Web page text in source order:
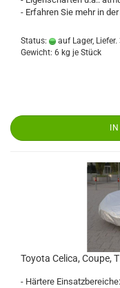
- Erfahren Sie mehr in
Status: auf Lager, Liefer.
Gewicht: 6 kg je Stück
Toyota Celica, Coupe,
- Härtere